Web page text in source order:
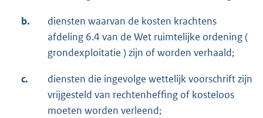
b.
diensten waarvan de kosten krachtens
afdeling 6.4 van de Wet ruimtelijke ordening (
grondexploitatie ) zijn of worden verhaald;
c.
diensten die ingevolge wettelijk voorschrift zijn
vrijgesteld van rechtenheffing of kosteloos
moeten worden verleend;